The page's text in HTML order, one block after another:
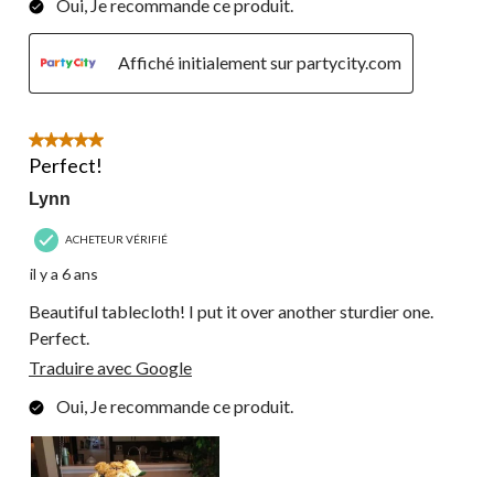
Oui, Je recommande ce produit.
Affiché initialement sur partycity.com
5 étoile(s) sur 5.
Perfect!
Lynn
ACHETEUR VÉRIFIÉ
il y a 6 ans
Beautiful tablecloth! I put it over another sturdier one.
Perfect.
Traduire avec Google
Oui, Je recommande ce produit.